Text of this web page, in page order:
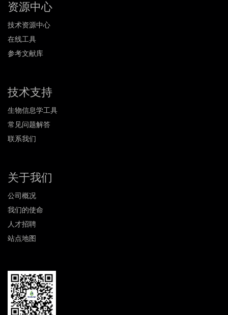
资源中心
技术资源中心
在线工具
参考文献库
技术支持
生物信息学工具
常见问题解答
联系我们
关于我们
公司概况
我们的使命
人才招聘
站点地图